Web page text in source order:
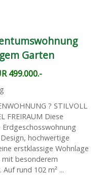
Garten
499.000.-
? STILVOLL
FREIRAUM Diese
hochwertige
erstklassige Wohnlage
mit besonderem
rund 102 m² ...